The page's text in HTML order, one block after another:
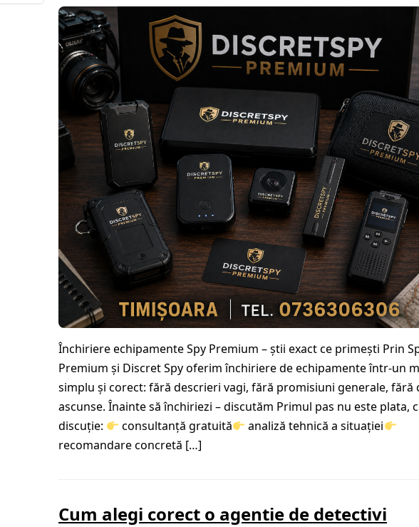
Închiriere echipamente Spy Premium – știi exact ce primești Prin
Premium și Discret Spy oferim închiriere de echipamente într-un
simplu și corect: fără descrieri vagi, fără promisiuni generale, fără
ascunse. Înainte să închiriezi – discutăm Primul pas nu este plata,
discuție:
consultanță gratuită
analiză tehnică a situației
recomandare concretă […]
Cum alegi corect o agentie de detectivi